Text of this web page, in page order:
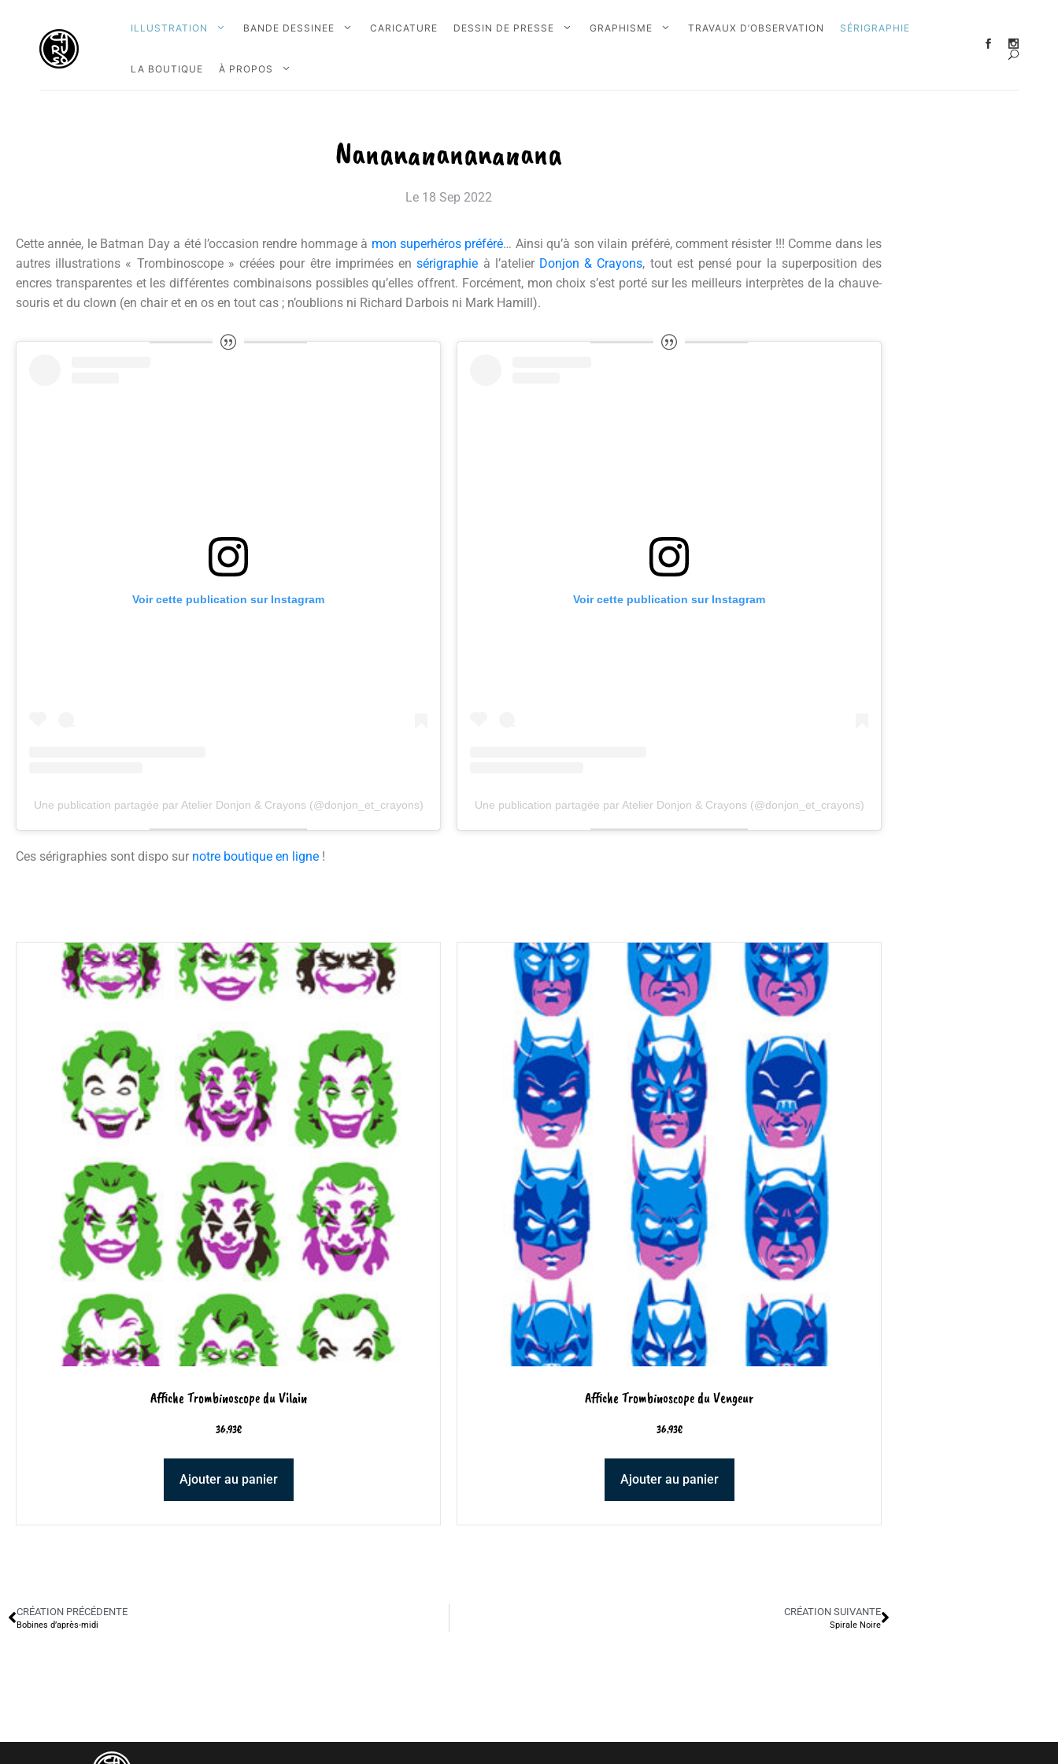
ILLUSTRATION BANDE DESSINEE CARICATURE DESSIN DE PRESSE GRAPHISME TRAVAUX D’OBSERVATION SÉRIGRAPHIE
LA BOUTIQUE À PROPOS
Nananananananana
Le 18 Sep 2022
Cette année, le Batman Day a été l’occasion rendre hommage à mon superhéros préféré… Ainsi qu’à son vilain préféré, comment résister !!! Comme dans les
autres illustrations « Trombinoscope » créées pour être imprimées ensérigraphie à l’atelier Donjon & Crayons, tout est pensé pour la superposition des
encres transparentes et les différentes combinaisons possibles qu’elles offrent. Forcément, mon choix s’est porté sur les meilleurs interprètes de la chauve-
souris et du clown (en chair et en os en tout cas ; n’oublions ni Richard Darbois ni Mark Hamill).
Voir cette publication sur Instagram
Une publication partagée par Atelier Donjon & Crayons (@donjon_et_crayons)
Voir cette publication sur Instagram
Une publication partagée par Atelier Donjon & Crayons (@donjon_et_crayons)
Ces sérigraphies sont dispo sur notre boutique en ligne !
Affiche Trombinoscope du Vilain
36,93€
Ajouter au panier
Affiche Trombinoscope du Vengeur
36,93€
Ajouter au panier
CRÉATION PRÉCÉDENTE
Bobines d’après-midi
CRÉATION SUIVANTE
Spirale Noire